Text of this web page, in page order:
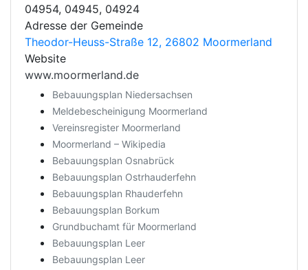
04954, 04945, 04924
Adresse der Gemeinde
Theodor-Heuss-Straße 12, 26802 Moormerland
Website
www.moormerland.de
Bebauungsplan Niedersachsen
Meldebescheinigung Moormerland
Vereinsregister Moormerland
Moormerland – Wikipedia
Bebauungsplan Osnabrück
Bebauungsplan Ostrhauderfehn
Bebauungsplan Rhauderfehn
Bebauungsplan Borkum
Grundbuchamt für Moormerland
Bebauungsplan Leer
Bebauungsplan Leer